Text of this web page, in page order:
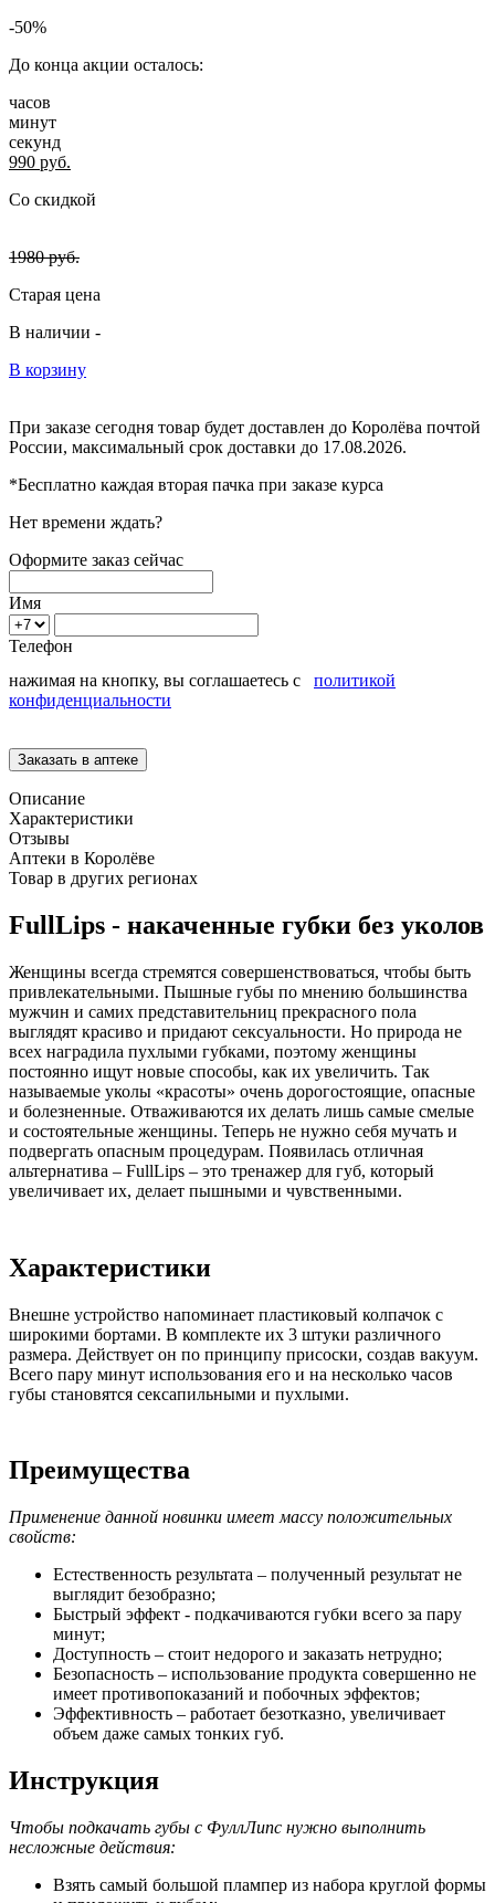
-50%
До конца акции осталось:
часов
минут
секунд
990 руб.
Со скидкой
1980руб.
Старая цена
В наличии -
В корзину
При заказе сегодня товар будет доставлен до Королёва почтой
России, максимальный срок доставки до 17.08.2026.
*Бесплатно каждая вторая пачка при заказе курса
Нет времени ждать?
Оформите заказ сейчас
Имя
Телефон
нажимая на кнопку, вы соглашаетесь с политикой
конфиденциальности
Описание
Характеристики
Отзывы
Аптеки в Королёве
Товар в других регионах
FullLips - накаченные губки без уколов
Женщины всегда стремятся совершенствоваться, чтобы быть
привлекательными. Пышные губы по мнению большинства
мужчин и самих представительниц прекрасного пола
выглядят красиво и придают сексуальности. Но природа не
всех наградила пухлыми губками, поэтому женщины
постоянно ищут новые способы, как их увеличить. Так
называемые уколы «красоты» очень дорогостоящие, опасные
и болезненные. Отваживаются их делать лишь самые смелые
и состоятельные женщины. Теперь не нужно себя мучать и
подвергать опасным процедурам. Появилась отличная
альтернатива – FullLips – это тренажер для губ, который
увеличивает их, делает пышными и чувственными.
Характеристики
Внешне устройство напоминает пластиковый колпачок с
широкими бортами. В комплекте их 3 штуки различного
размера. Действует он по принципу присоски, создав вакуум.
Всего пару минут использования его и на несколько часов
губы становятся сексапильными и пухлыми.
Преимущества
Применение данной новинки имеет массу положительных
свойств:
Естественность результата – полученный результат не
выглядит безобразно;
Быстрый эффект - подкачиваются губки всего за пару
минут;
Доступность – стоит недорого и заказать нетрудно;
Безопасность – использование продукта совершенно не
имеет противопоказаний и побочных эффектов;
Эффективность – работает безотказно, увеличивает
объем даже самых тонких губ.
Инструкция
Чтобы подкачать губы с ФуллЛипс нужно выполнить
несложные действия:
Взять самый большой плампер из набора круглой формы